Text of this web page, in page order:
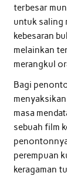
terbesar
untuk saling
kebesaran
melainkan
merangkul
Bagi
masa
sebuah film
perempuan
keragaman